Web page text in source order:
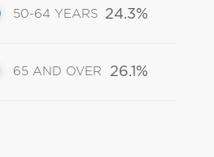
50-64 YEARS 24.3%
65 AND OVER 26.1%